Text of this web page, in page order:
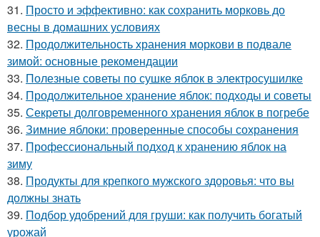
31. Просто и эффективно: как сохранить морковь до
весны в домашних условиях
32. Продолжительность хранения моркови в подвале
зимой: основные рекомендации
33. Полезные советы по сушке яблок в электросушилке
34. Продолжительное хранение яблок: подходы и советы
35. Секреты долговременного хранения яблок в погребе
36. Зимние яблоки: проверенные способы сохранения
37. Профессиональный подход к хранению яблок на
зиму
38. Продукты для крепкого мужского здоровья: что вы
должны знать
39. Подбор удобрений для груши: как получить богатый
урожай